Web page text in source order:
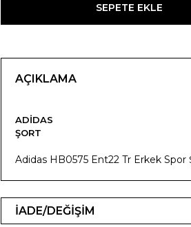
SEPETE EKLE
AÇIKLAMA
ADIDAS
ŞORT
Adidas HB0575 Ent22 Tr Erkek Spor
İADE/DEĞİŞİM